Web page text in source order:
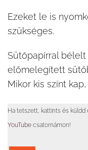
Ezeket le is
szükséges.
Sütőpapírral
előmelegített
Mikor kis színt kap,
Ha tetszett, kattints és küldd
YouTube csatornámon!